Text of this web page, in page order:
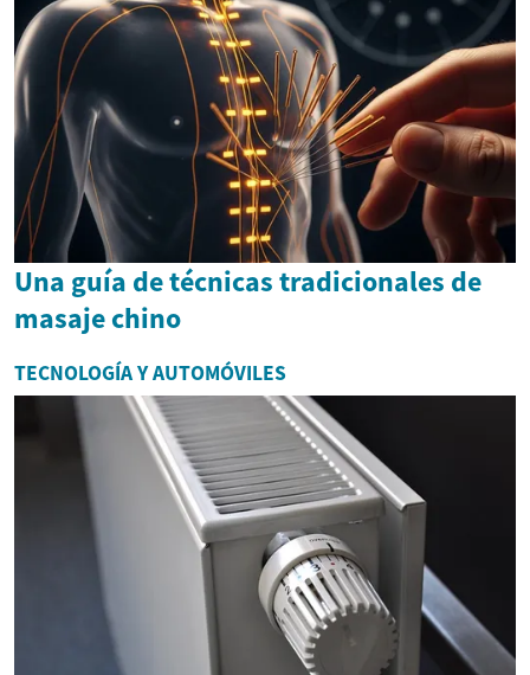
Una guía de técnicas tradicionales de
masaje chino
TECNOLOGÍA Y AUTOMÓVILES